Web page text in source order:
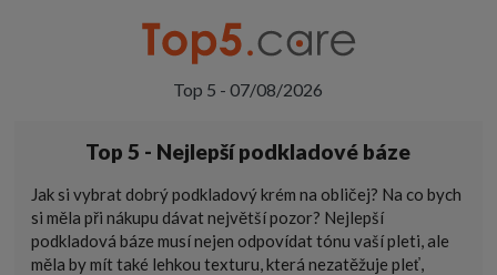
Top 5 - 07/08/2026
Top 5 - Nejlepší podkladové báze
Jak si vybrat dobrý podkladový krém na obličej? Na co bych
si měla při nákupu dávat největší pozor? Nejlepší
podkladová báze musí nejen odpovídat tónu vaší pleti, ale
měla by mít také lehkou texturu, která nezatěžuje pleť,